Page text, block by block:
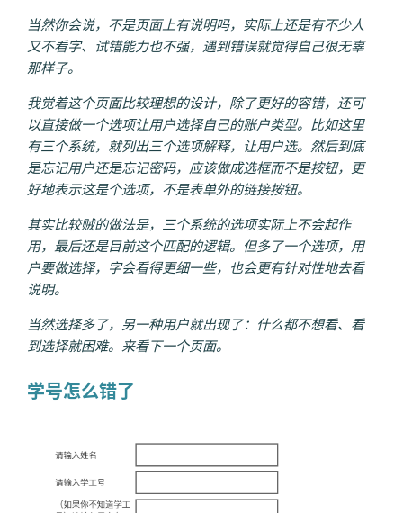
当然你会说，不是页面上有说明吗，实际上还是有不少人
又不看字、试错能力也不强，遇到错误就觉得自己很无辜
那样子。
我觉着这个页面比较理想的设计，除了更好的容错，还可
以直接做一个选项让用户选择自己的账户类型。比如这里
有三个系统，就列出三个选项解释，让用户选。然后到底
是忘记用户还是忘记密码，应该做成选框而不是按钮，更
好地表示这是个选项，不是表单外的链接按钮。
其实比较贼的做法是，三个系统的选项实际上不会起作
用，最后还是目前这个匹配的逻辑。但多了一个选项，用
户要做选择，字会看得更细一些，也会更有针对性地去看
说明。
当然选择多了，另一种用户就出现了：什么都不想看、看
到选择就困难。来看下一个页面。
学号怎么错了